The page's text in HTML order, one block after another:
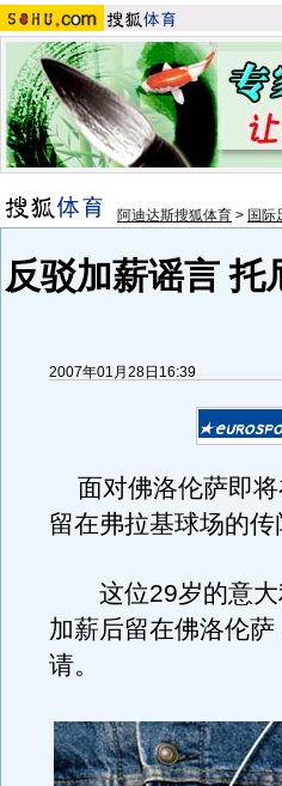
阿迪达斯搜狐体育 > 国际
反驳加薪谣言 托
2007年01月28日16:39
面对佛洛伦萨即将
留在弗拉基球场的
这位29岁的意大
加薪后留在佛洛伦
请。